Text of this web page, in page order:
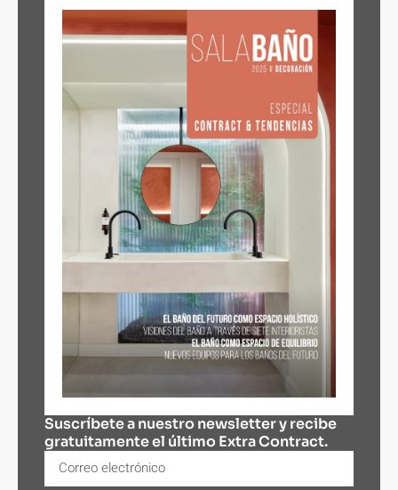
Suscríbete a nuestro newsletter y recibe
gratuitamente el último Extra Contract.